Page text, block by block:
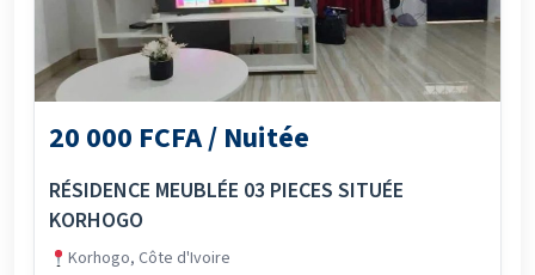
20 000 FCFA / Nuitée
RÉSIDENCE MEUBLÉE 03 PIECES SITUÉE
KORHOGO
Korhogo, Côte d'Ivoire